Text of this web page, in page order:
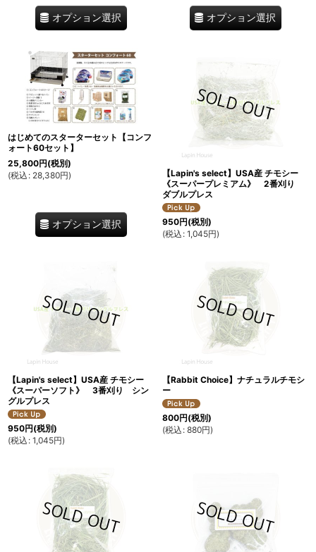
オプション選択 オプション選択
はじめてのスターターセット【コンフ
ォート60セット】
25,800円(税別)
(税込 : 28,380円)
オプション選択
【Lapin's select】USA産 チモシー
《スーパープレミアム》 2番刈り
ダブルプレス
950円(税別)
(税込 : 1,045円)
【Lapin's select】USA産 チモシー
《スーパーソフト》 3番刈り シン
グルプレス
950円(税別)
(税込 : 1,045円)
【Rabbit Choice】ナチュラルチモシ
ー
800円(税別)
(税込 : 880円)